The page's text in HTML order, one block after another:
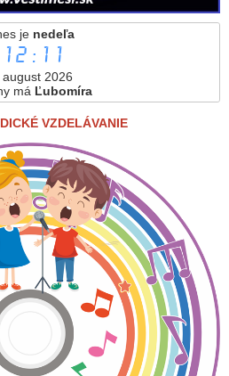
je nedeľa
12:11
august 2026
má Ľubomíra
VZDELÁVANIE